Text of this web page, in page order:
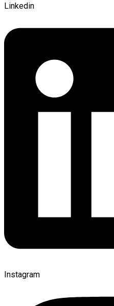
Linkedin
Instagram